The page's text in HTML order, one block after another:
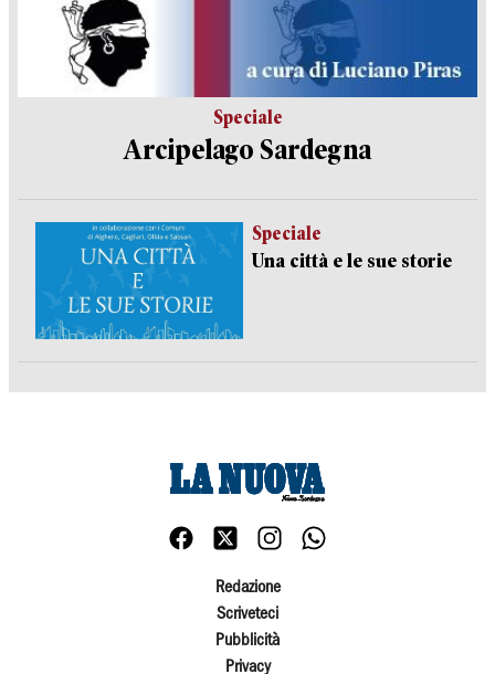
Speciale
Arcipelago Sardegna
Speciale
Una città e le sue storie
Redazione
Scriveteci
Pubblicità
Privacy